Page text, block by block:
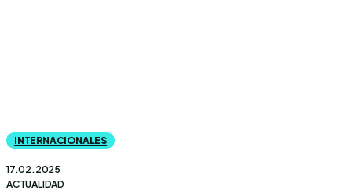
INTERNACIONALES
17.02.2025
ACTUALIDAD